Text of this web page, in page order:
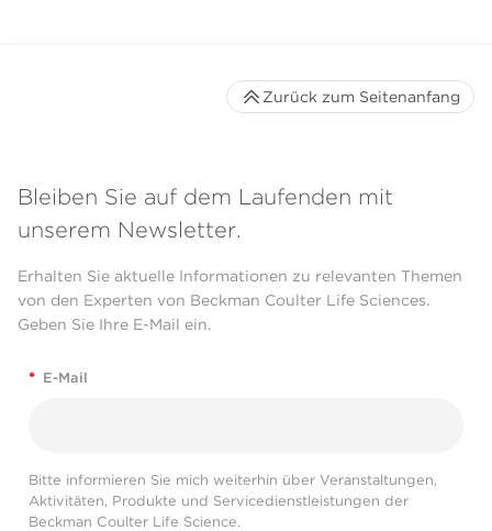
Bleiben Sie auf dem Laufenden mit
unserem Newsletter.
Erhalten Sie aktuelle Informationen zu relevanten Themen
von den Experten von Beckman Coulter Life Sciences.
Geben Sie Ihre E-Mail ein.
* E-Mail
Bitte informieren Sie mich weiterhin über Veranstaltungen,
Aktivitäten, Produkte und Servicedienstleistungen der
Beckman Coulter Life Science.
Zurück zum Seitenanfang